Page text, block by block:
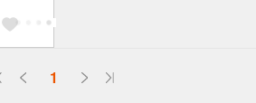
1
配送